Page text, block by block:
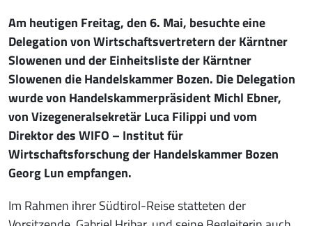
Am heutigen Freitag, den 6. Mai, besuchte eine
Delegation von Wirtschaftsvertretern der Kärntner
Slowenen und der Einheitsliste der Kärntner
Slowenen die Handelskammer Bozen. Die Delegation
wurde von Handelskammerpräsident Michl Ebner,
von Vizegeneralsekretär Luca Filippi und vom
Direktor des WIFO – Institut für
Wirtschaftsforschung der Handelskammer Bozen
Georg Lun empfangen.
Im Rahmen ihrer Südtirol-Reise statteten der